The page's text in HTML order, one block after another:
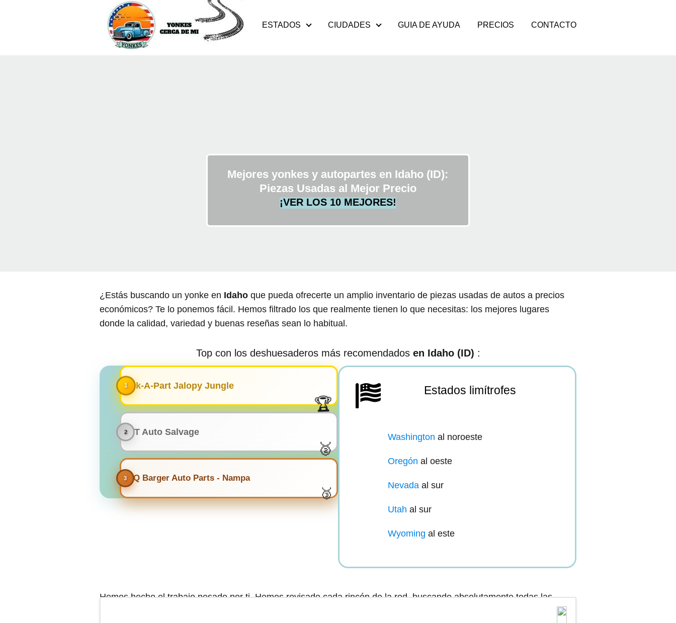
ESTADOS CIUDADES GUIA DE AYUDA PRECIOS CONTACTO
Mejores yonkes y autopartes en Idaho (ID):
Piezas Usadas al Mejor Precio
¡VER LOS 10 MEJORES!
¿Estás buscando un yonke en Idaho que pueda ofrecerte un amplio inventario de piezas usadas de autos a precios
económicos? Te lo ponemos fácil. Hemos filtrado los que realmente tienen lo que necesitas: los mejores lugares
donde la calidad, variedad y buenas reseñas sean lo habitual.
Top con los deshuesaderos más recomendadosen Idaho (ID) :
Pick-A-Part Jalopy Jungle
TNT Auto Salvage
LKQ Barger Auto Parts - Nampa
Estados limítrofes
Washington al noroeste
Oregón al oeste
Nevada al sur
Utah al sur
Wyoming al este
Hemos hecho el trabajo pesado por ti. Hemos revisado cada rincón de la red, buscando absolutamente todas las